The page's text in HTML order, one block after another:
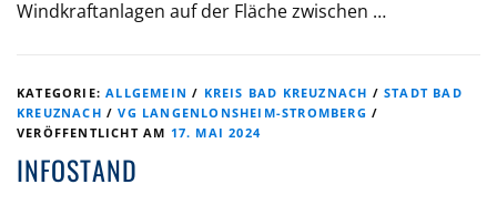
Windkraftanlagen auf der Fläche zwischen …
KATEGORIE:ALLGEMEIN / KREIS BAD KREUZNACH /STADT BAD
KREUZNACH /VG LANGENLONSHEIM-STROMBERG /
VERÖFFENTLICHT AM 17. MAI 2024
INFOSTAND